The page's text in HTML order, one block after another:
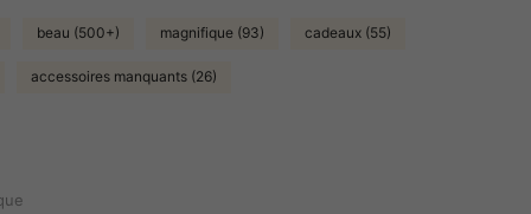
beau (500+) magnifique (93) cadeaux (55)
accessoires manquants (26)